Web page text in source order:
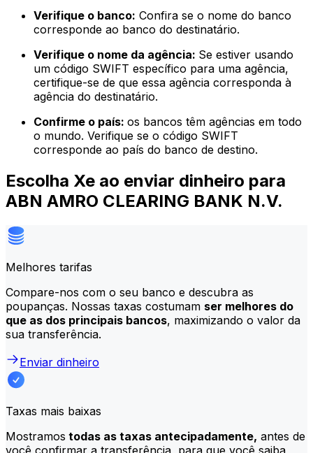
Verifique o banco: Confira se o nome do banco
corresponde ao banco do destinatário.
Verifique o nome da agência: Se estiver usando
um código SWIFT específico para uma agência,
certifique-se de que essa agência corresponda à
agência do destinatário.
Confirme o país: os bancos têm agências em todo
o mundo. Verifique se o código SWIFT
corresponde ao país do banco de destino.
Escolha Xe ao enviar dinheiro para
ABN AMRO CLEARING BANK N.V.
Melhores tarifas
Compare-nos com o seu banco e descubra as
poupanças. Nossas taxas costumam ser melhores do
que as dos principais bancos, maximizando o valor da
sua transferência.
Enviar dinheiro
Taxas mais baixas
Mostramos todas as taxas antecipadamente, antes de
você confirmar a transferência, para que você saiba